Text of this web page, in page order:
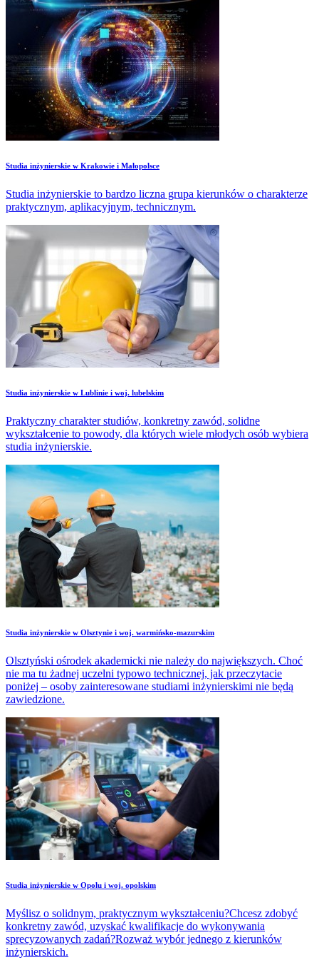
Studia inżynierskie w Krakowie i Małopolsce
Studia inżynierskie to bardzo liczna grupa kierunków o charakterze
praktycznym, aplikacyjnym, technicznym.
Studia inżynierskie w Lublinie i woj. lubelskim
Praktyczny charakter studiów, konkretny zawód, solidne
wykształcenie to powody, dla których wiele młodych osób wybiera
studia inżynierskie.
Studia inżynierskie w Olsztynie i woj. warmińsko-mazurskim
Olsztyński ośrodek akademicki nie należy do największych. Choć
nie ma tu żadnej uczelni typowo technicznej, jak przeczytacie
poniżej – osoby zainteresowane studiami inżynierskimi nie będą
zawiedzione.
Studia inżynierskie w Opolu i woj. opolskim
Myślisz o solidnym, praktycznym wykształceniu?Chcesz zdobyć
konkretny zawód, uzyskać kwalifikacje do wykonywania
sprecyzowanych zadań?Rozważ wybór jednego z kierunków
inżynierskich.